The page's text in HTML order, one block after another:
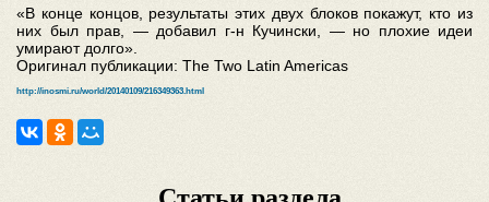
«В конце концов, результаты этих двух блоков покажут, кто из
них был прав, — добавил г-н Кучински, — но плохие идеи
умирают долго».
Оригинал публикации: The Two Latin Americas
http://inosmi.ru/world/20140109/216349363.html